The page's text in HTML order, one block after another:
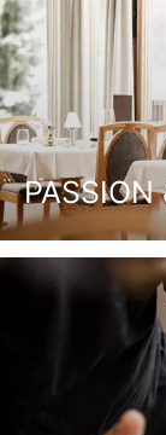
PASSION